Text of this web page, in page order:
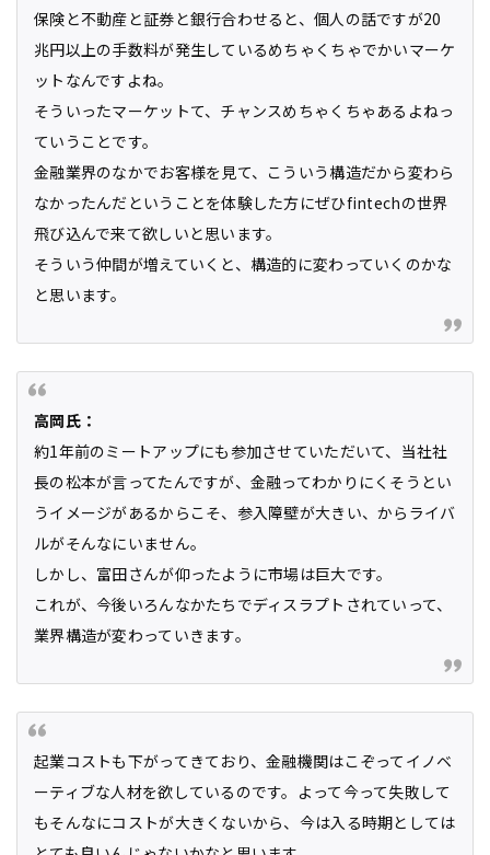
保険と不動産と証券と銀行合わせると、個人の話ですが20
兆円以上の手数料が発生しているめちゃくちゃでかいマーケ
ットなんですよね。
そういったマーケットて、チャンスめちゃくちゃあるよねっ
ていうことです。
金融業界のなかでお客様を見て、こういう構造だから変わら
なかったんだということを体験した方にぜひfintechの世界
飛び込んで来て欲しいと思います。
そういう仲間が増えていくと、構造的に変わっていくのかな
と思います。
高岡氏：
約1年前のミートアップにも参加させていただいて、当社社
長の松本が言ってたんですが、金融ってわかりにくそうとい
うイメージがあるからこそ、参入障壁が大きい、からライバ
ルがそんなにいません。
しかし、富田さんが仰ったように市場は巨大です。
これが、今後いろんなかたちでディスラプトされていって、
業界構造が変わっていきます。
起業コストも下がってきており、金融機関はこぞってイノベ
ーティブな人材を欲しているのです。よって今って失敗して
もそんなにコストが大きくないから、今は入る時期としては